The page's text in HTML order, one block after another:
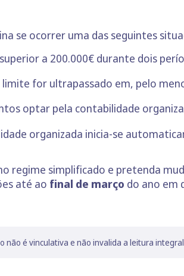
se ocorrer uma das seguintes
a 200.000€ durante dois
for ultrapassado em, pelo
optar pela contabilidade
organizada inicia-se
regime simplificado e pretenda
até ao final de março do ano em
não é vinculativa e não invalida a leitura